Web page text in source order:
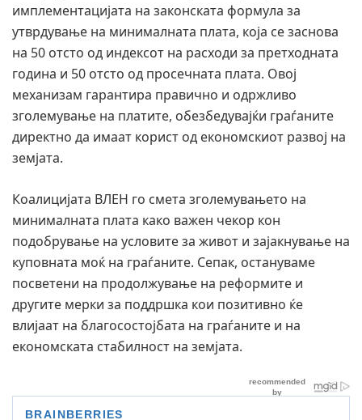
имплементацијата на законската формула за
утврдување на минималната плата, која се заснова
на 50 отсто од индексот на расходи за претходната
година и 50 отсто од просечната плата. Овој
механизам гарантира правично и одржливо
зголемување на платите, обезбедувајќи граѓаните
директно да имаат корист од економскиот развој на
земјата.
Коалицијата ВЛЕН го смета зголемувањето на
минималната плата како важен чекор кон
подобрување на условите за живот и зајакнување на
куповната моќ на граѓаните. Сепак, остануваме
посветени на продолжување на реформите и
другите мерки за поддршка кои позитивно ќе
влијаат на благосостојбата на граѓаните и на
економската стабилност на земјата.